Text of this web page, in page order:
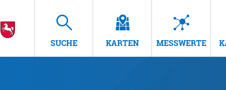
SUCHE KARTEN MESSWERTE